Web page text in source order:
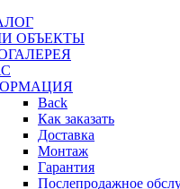
ОБЪЕКТЫ
Back
Как заказать
Доставка
Монтаж
Гарантия
Послепродажное